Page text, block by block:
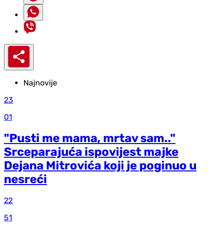
Najnovije
23
01
"Pusti me mama, mrtav sam.."
Srceparajuća ispovijest majke
Dejana Mitrovića koji je poginuo u
nesreći
22
51